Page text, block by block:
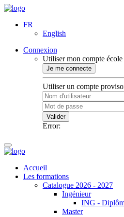
FR
English
Connexion
Utiliser mon compte école
Je me connecte
Utiliser un compte
Valider
Error:
Accueil
Les formations
Catalogue 2026 - 2027
Ingénieur
ING -
Master